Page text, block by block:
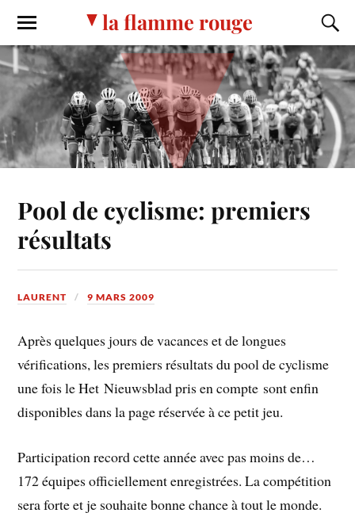
la flamme rouge
Pool de cyclisme: premiers
résultats
LAURENT 9 MARS 2009
Après quelques jours de vacances et de longues
vérifications, les premiers résultats du pool de cyclisme
une fois le Het Nieuwsblad pris en compte sont enfin
disponibles dans la page réservée à ce petit jeu.
Participation record cette année avec pas moins de…
172 équipes officiellement enregistrées. La compétition
sera forte et je souhaite bonne chance à tout le monde.